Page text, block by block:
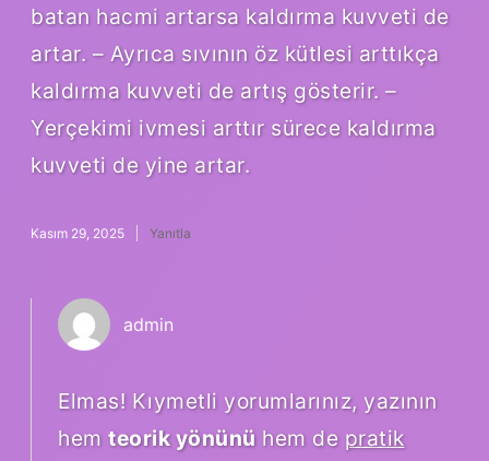
batan hacmi artarsa kaldırma kuvveti de
artar. – Ayrıca sıvının öz kütlesi arttıkça
kaldırma kuvveti de artış gösterir. –
Yerçekimi ivmesi arttır sürece kaldırma
kuvveti de yine artar.
Kasım 29, 2025 Yanıtla
admin
Elmas! Kıymetli yorumlarınız, yazının
hem teorik yönünühem de pratik